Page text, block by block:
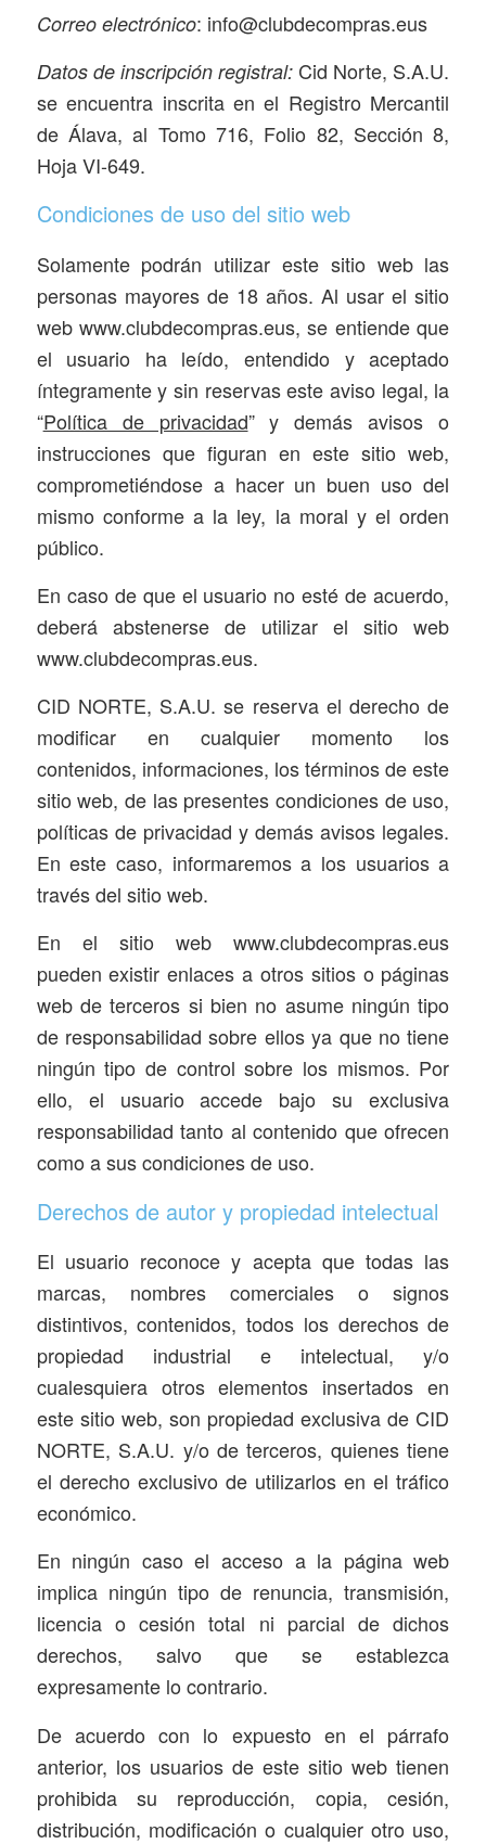
Correo electrónico: info@clubdecompras.eus
Datos de inscripción registral: Cid Norte, S.A.U.
se encuentra inscrita en el Registro Mercantil
de Álava, al Tomo 716, Folio 82, Sección 8,
Hoja VI-649.
Condiciones de uso del sitio web
Solamente podrán utilizar este sitio web las
personas mayores de 18 años. Al usar el sitio
web www.clubdecompras.eus, se entiende que
el usuario ha leído, entendido y aceptado
íntegramente y sin reservas este aviso legal, la
“Política de privacidad” y demás avisos o
instrucciones que figuran en este sitio web,
comprometiéndose a hacer un buen uso del
mismo conforme a la ley, la moral y el orden
público.
En caso de que el usuario no esté de acuerdo,
deberá abstenerse de utilizar el sitio web
www.clubdecompras.eus.
CID NORTE, S.A.U. se reserva el derecho de
modificar en cualquier momento los
contenidos, informaciones, los términos de este
sitio web, de las presentes condiciones de uso,
políticas de privacidad y demás avisos legales.
En este caso, informaremos a los usuarios a
través del sitio web.
En el sitio web www.clubdecompras.eus
pueden existir enlaces a otros sitios o páginas
web de terceros si bien no asume ningún tipo
de responsabilidad sobre ellos ya que no tiene
ningún tipo de control sobre los mismos. Por
ello, el usuario accede bajo su exclusiva
responsabilidad tanto al contenido que ofrecen
como a sus condiciones de uso.
Derechos de autor y propiedad intelectual
El usuario reconoce y acepta que todas las
marcas, nombres comerciales o signos
distintivos, contenidos, todos los derechos de
propiedad industrial e intelectual, y/o
cualesquiera otros elementos insertados en
este sitio web, son propiedad exclusiva de CID
NORTE, S.A.U. y/o de terceros, quienes tiene
el derecho exclusivo de utilizarlos en el tráfico
económico.
En ningún caso el acceso a la página web
implica ningún tipo de renuncia, transmisión,
licencia o cesión total ni parcial de dichos
derechos, salvo que se establezca
expresamente lo contrario.
De acuerdo con lo expuesto en el párrafo
anterior, los usuarios de este sitio web tienen
prohibida su reproducción, copia, cesión,
distribución, modificación o cualquier otro uso,